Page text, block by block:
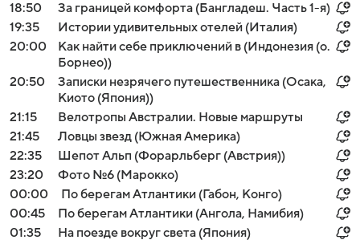
18:50
За границей комфорта (Бангладеш. Часть 1-я)
19:35
Истории удивительных отелей (Италия)
20:00
Как найти себе приключений в (Индонезия (о.
Борнео))
20:50
Записки незрячего путешественника (Осака,
Киото (Япония))
21:15
Велотропы Австралии. Новые маршруты
21:45
Ловцы звезд (Южная Америка)
22:35
Шепот Альп (Форарльберг (Австрия))
23:20
Фото №6 (Марокко)
00:00
По берегам Атлантики (Габон, Конго)
00:45
По берегам Атлантики (Ангола, Намибия)
01:35
На поезде вокруг света (Япония)